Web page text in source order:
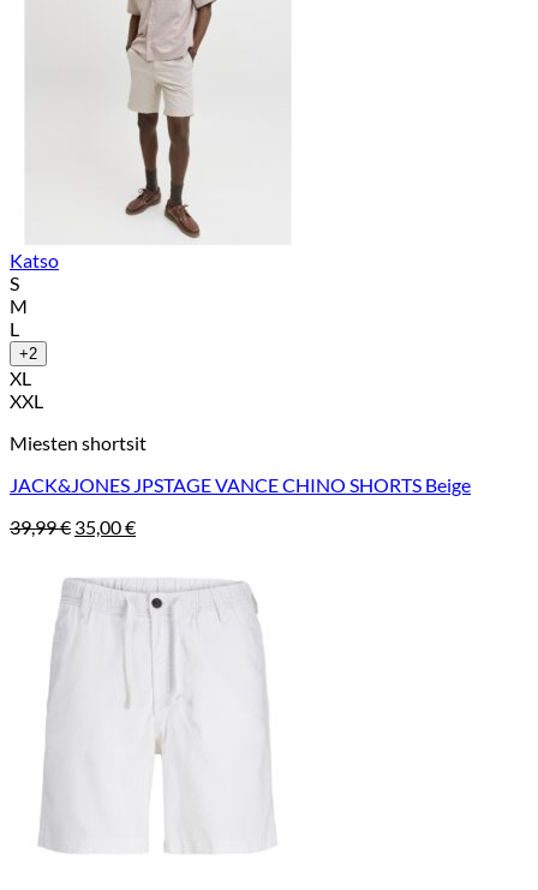
Katso
S
M
L
+2
XL
XXL
Miesten shortsit
JACK&JONES JPSTAGE VANCE CHINO SHORTS Beige
39,99€ Alkuperäinen
39,99 €.
35,00€Nykyinen
35,00 €.